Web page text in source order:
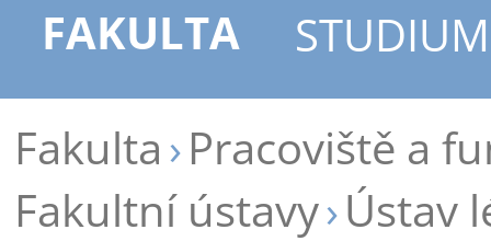
FAKULTA
STUDIUM
Fakulta Pracoviště a
Fakultní ústavy Ústav